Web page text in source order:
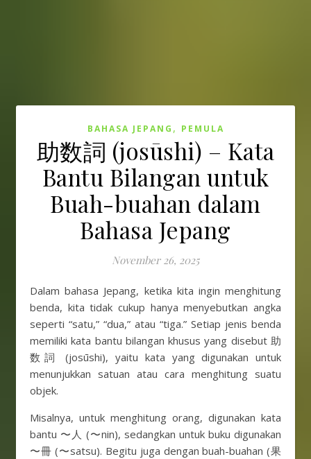
BAHASA JEPANG , PEMULA
助数詞 (josūshi) – Kata
Bantu Bilangan untuk
Buah-buahan dalam
Bahasa Jepang
November 26, 2025
Dalam bahasa Jepang, ketika kita ingin menghitung
benda, kita tidak cukup hanya menyebutkan angka
seperti “satu,” “dua,” atau “tiga.” Setiap jenis benda
memiliki kata bantu bilangan khusus yang disebut 助
数詞 (josūshi), yaitu kata yang digunakan untuk
menunjukkan satuan atau cara menghitung suatu
objek.
Misalnya, untuk menghitung orang, digunakan kata
bantu 〜人 (〜nin), sedangkan untuk buku digunakan
〜冊 (〜satsu). Begitu juga dengan buah-buahan (果